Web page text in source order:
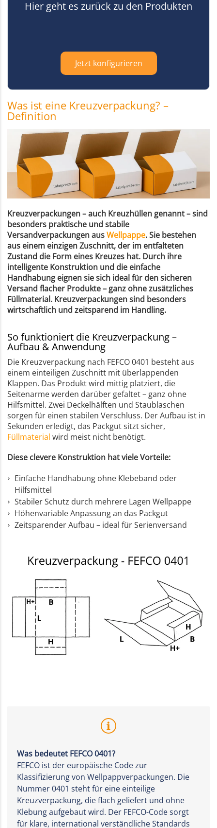
Hier geht es zurück zu den Produkten
Jetzt konfigurieren
Was ist eine Kreuzverpackung? –
Definition
Kreuzverpackungen – auch Kreuzhüllen genannt – sind
besonders praktische und stabile
Versandverpackungen ausWellpappe. Sie bestehen
aus einem einzigen Zuschnitt, der im entfalteten
Zustand die Form eines Kreuzes hat. Durch ihre
intelligente Konstruktion und die einfache
Handhabung eignen sie sich ideal für den sicheren
Versand flacher Produkte – ganz ohne zusätzliches
Füllmaterial. Kreuzverpackungen sind besonders
wirtschaftlich und zeitsparend im Handling.
So funktioniert die Kreuzverpackung –
Aufbau & Anwendung
Die Kreuzverpackung nach FEFCO 0401 besteht aus
einem einteiligen Zuschnitt mit überlappenden
Klappen. Das Produkt wird mittig platziert, die
Seitenarme werden darüber gefaltet – ganz ohne
Hilfsmittel. Zwei Deckelhälften und Staublaschen
sorgen für einen stabilen Verschluss. Der Aufbau ist in
Sekunden erledigt, das Packgut sitzt sicher,
Füllmaterial wird meist nicht benötigt.
Diese clevere Konstruktion hat viele Vorteile:
Einfache Handhabung ohne Klebeband oder
Hilfsmittel
Stabiler Schutz durch mehrere Lagen Wellpappe
Höhenvariable Anpassung an das Packgut
Zeitsparender Aufbau – ideal für Serienversand
Was bedeutet FEFCO 0401?
FEFCO ist der europäische Code zur
Klassifizierung von Wellpappverpackungen. Die
Nummer 0401 steht für eine einteilige
Kreuzverpackung, die flach geliefert und ohne
Klebung aufgebaut wird. Der FEFCO-Code sorgt
für klare, international verständliche Standards